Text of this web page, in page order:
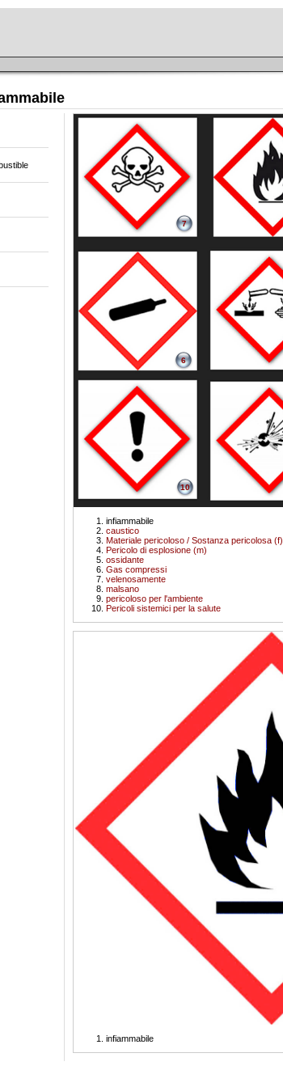
infiammabile
caustico
Materiale pericoloso / Sostanza pericolosa (f)
Pericolo di esplosione (m)
ossidante
Gas compressi
6
velenosamente
7
malsano
pericoloso per l'ambiente
Pericoli sistemici per la salute
10
infiammabile